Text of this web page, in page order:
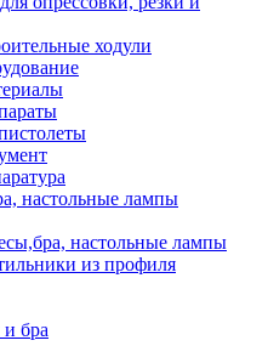
ходули
настольные лампы
настольные лампы
из профиля
бра